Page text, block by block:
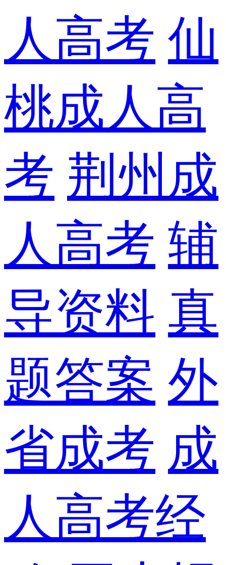
人高考 仙
桃成人高
考 荆州成
人高考 辅
导资料 真
题答案 外
省成考 成
人高考经